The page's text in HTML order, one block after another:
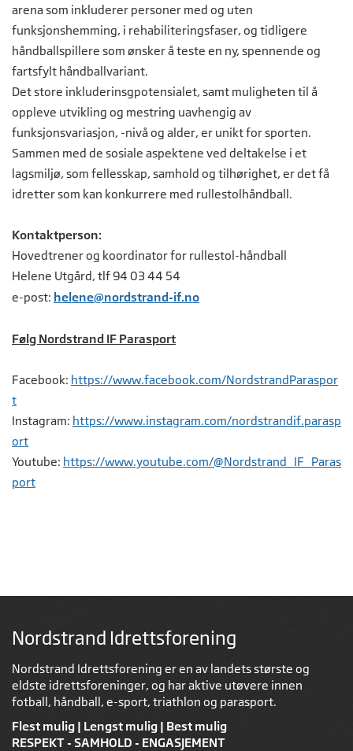
arena som inkluderer personer med og uten
funksjonshemming, i rehabiliteringsfaser, og tidligere
håndballspillere som ønsker å teste en ny, spennende og
fartsfylt håndballvariant.
Det store inkluderinsgpotensialet, samt muligheten til å
oppleve utvikling og mestring uavhengig av
funksjonsvariasjon, -nivå og alder, er unikt for sporten.
Sammen med de sosiale aspektene ved deltakelse i et
lagsmiljø, som fellesskap, samhold og tilhørighet, er det få
idretter som kan konkurrere med rullestolhåndball.
Kontaktperson:
Hovedtrener og koordinator for rullestol-håndball
Helene Utgård, tlf 94 03 44 54
e-post: helene@nordstrand-if.no
Følg Nordstrand IF Parasport
Facebook: https://www.facebook.com/NordstrandParaspor
t
Instagram: https://www.instagram.com/nordstrandif.parasp
ort
Youtube: https://www.youtube.com/@Nordstrand_IF_Paras
port
Nordstrand Idrettsforening
Nordstrand Idrettsforening er en av landets største og
eldste idrettsforeninger, og har aktive utøvere innen
fotball, håndball, e-sport, triathlon og parasport.
Flest mulig | Lengst mulig | Best mulig
RESPEKT - SAMHOLD - ENGASJEMENT